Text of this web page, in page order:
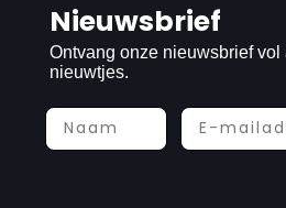
Nieuwsbrief
Ontvang onze nieuwsbrief
nieuwtjes.